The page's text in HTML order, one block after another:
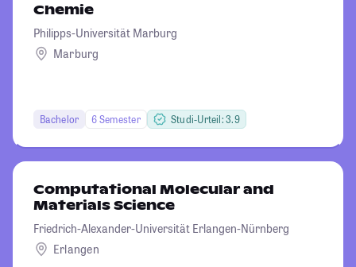
Chemie
Philipps-Universität Marburg
Marburg
Bachelor 6 Semester Studi-Urteil: 3.9
Computational Molecular and
Materials Science
Friedrich-Alexander-Universität Erlangen-Nürnberg
Erlangen